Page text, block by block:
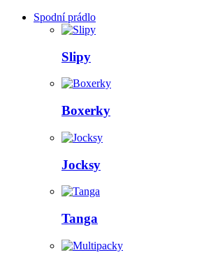
Spodní prádlo
Slipy
Boxerky
Jocksy
Tanga